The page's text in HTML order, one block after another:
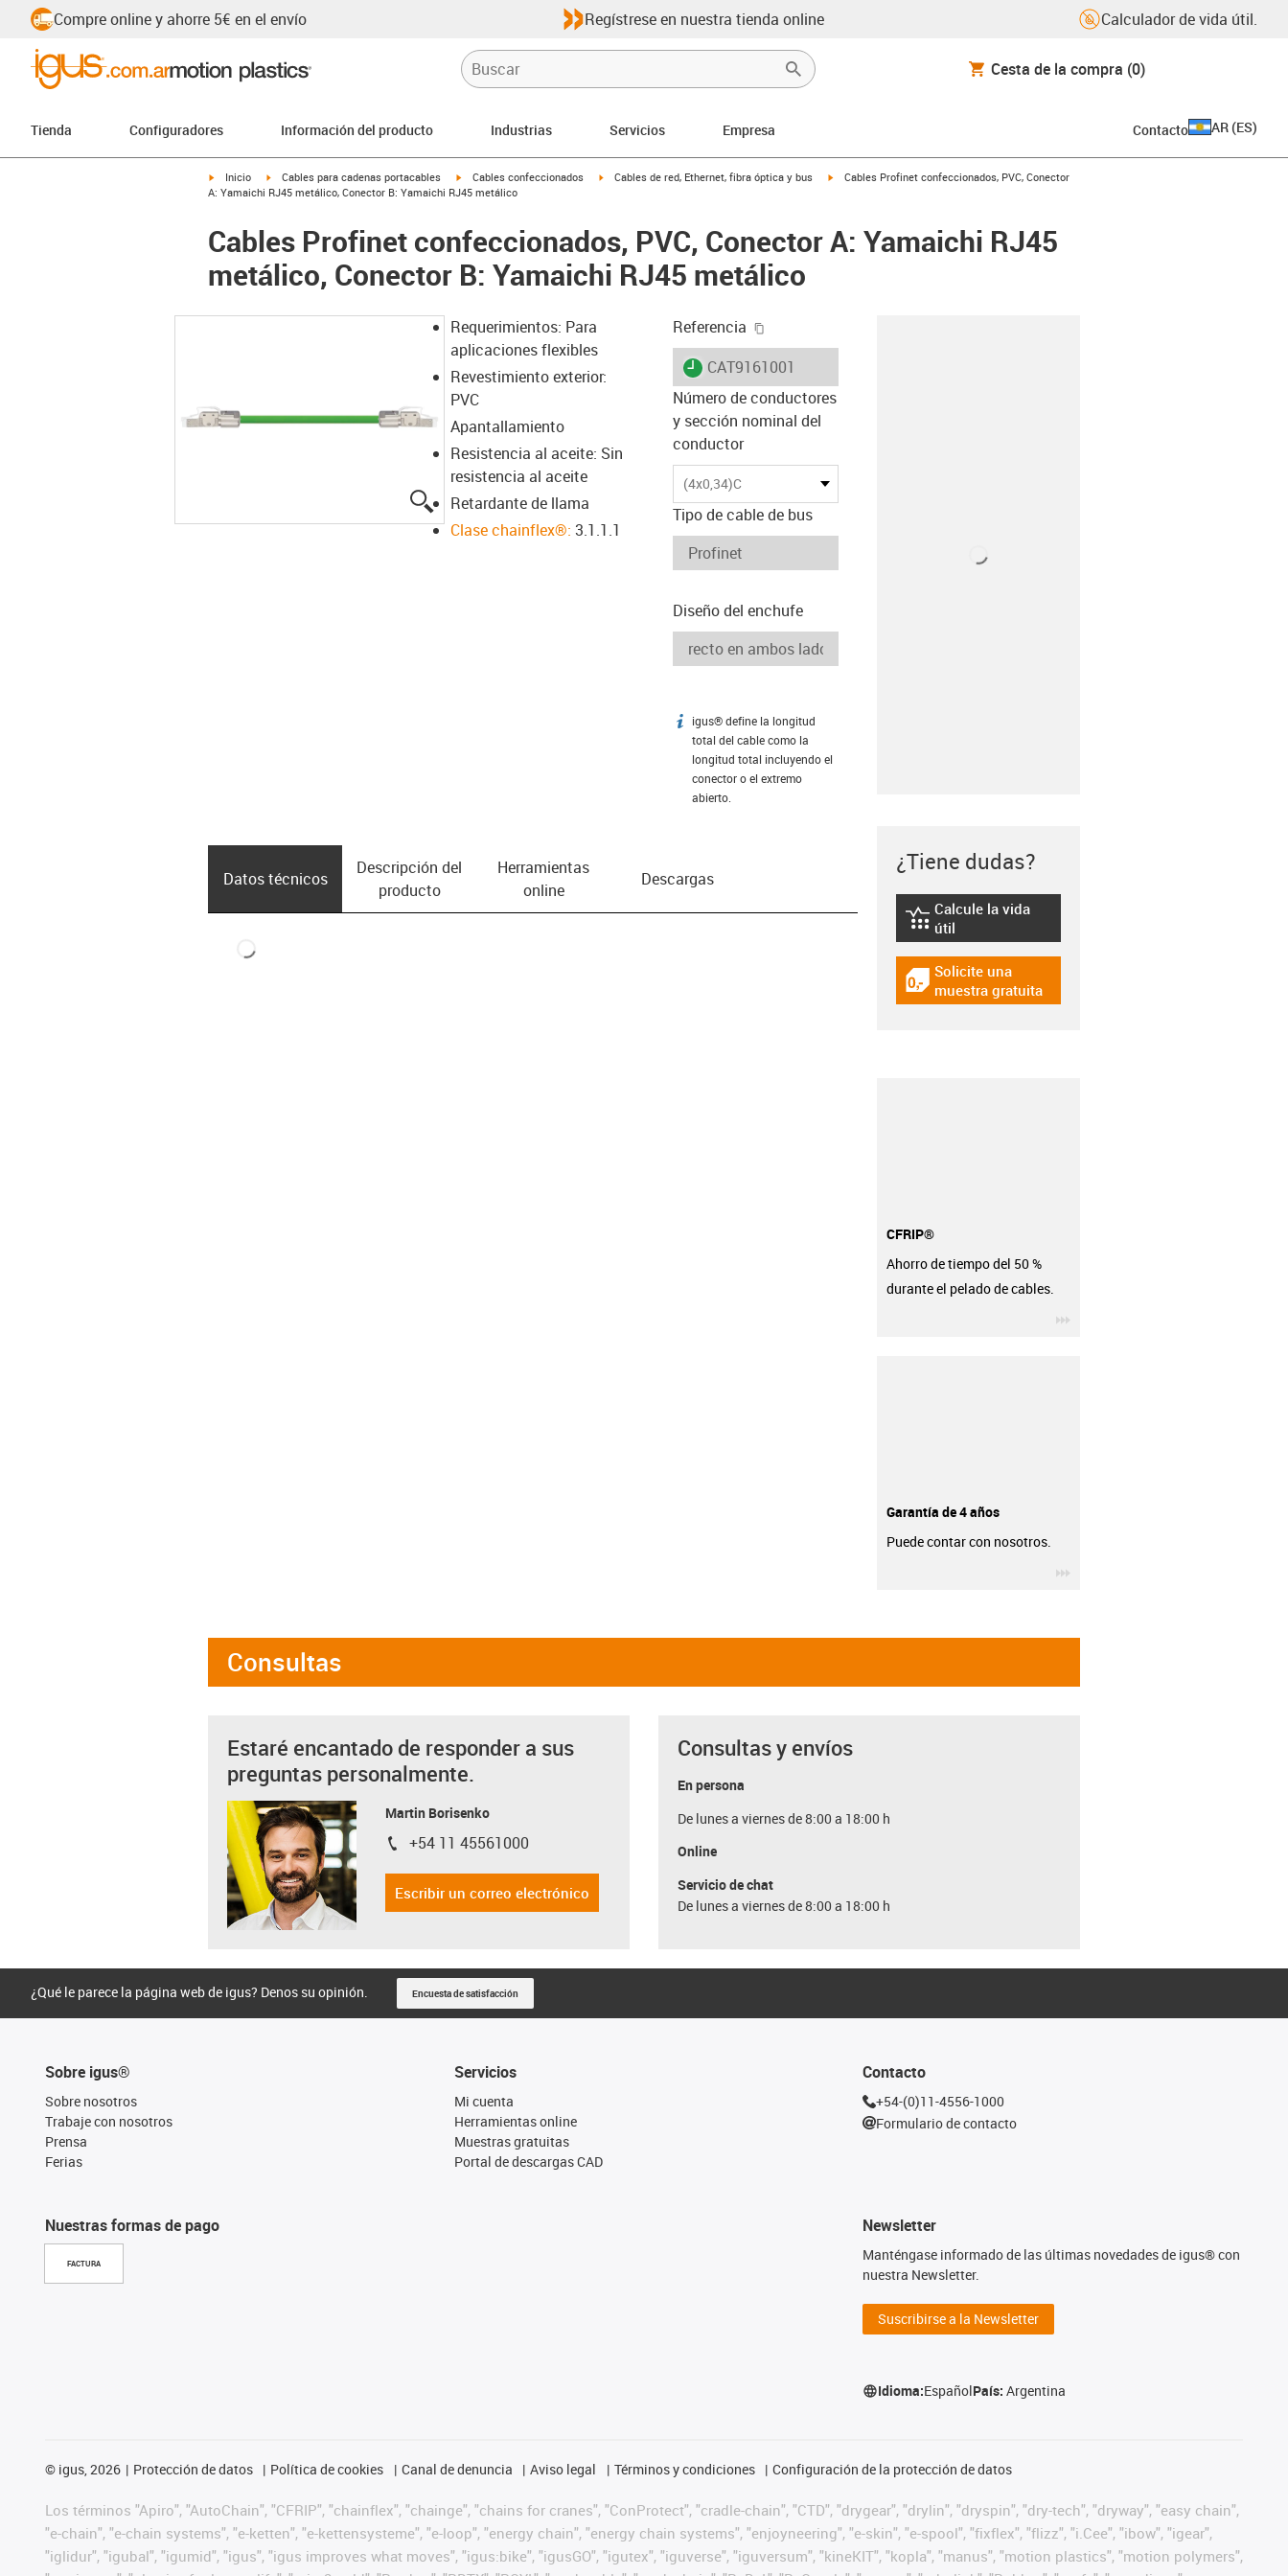
Compre online y ahorre 5€ en el envío Regístrese en nuestra tienda online Calculador de vida útil.
Cesta de la compra (0)
Tienda Configuradores Información del producto Industrias Servicios Empresa Contacto AR (ES)
igus-icon-arrow-right
Inicio igus-icon-arrow-right
Cables para cadenas portacables igus-icon-arrow-right
Cables confeccionados igus-icon-arrow-right
Cables de red, Ethernet, fibra óptica y bus igus-icon-arrow-right
Cables Profinet confeccionados, PVC, Conector
A: Yamaichi RJ45 metálico, Conector B: Yamaichi RJ45 metálico
Cables Profinet confeccionados, PVC, Conector A: Yamaichi RJ45
metálico, Conector B: Yamaichi RJ45 metálico
igus-icon-lupe
Requerimientos: Para
aplicaciones flexibles
Revestimiento exterior:
PVC
Apantallamiento
Resistencia al aceite: Sin
resistencia al aceite
Retardante de llama
Clase chainflex®: 3.1.1.1
Referencia
igus-icon-lieferzeit
CAT9161001
Número de conductores
y sección nominal del
conductor
(4x0,34)C
Tipo de cable de bus
Diseño del enchufe
igus-icon-info
igus® define la longitud
total del cable como la
longitud total incluyendo el
conector o el extremo
abierto.
Datos técnicos
Descripción del
producto
Herramientas
online
Descargas
¿Tiene dudas?
igus-icon-lebensdauerrechner
Calcule la vida
útil
igus-icon-gratismuster
Solicite una
muestra gratuita
CFRIP®
Ahorro de tiempo del 50 %
durante el pelado de cables.
Garantía de 4 años
Puede contar con nosotros.
Consultas
Estaré encantado de responder a sus
preguntas personalmente.
Martin Borisenko
igus-icon-phone
+54 11 45561000
Escribir un correo electrónico
Consultas y envíos
En persona
De lunes a viernes de 8:00 a 18:00 h
Online
Servicio de chat
De lunes a viernes de 8:00 a 18:00 h
¿Qué le parece la página web de igus? Denos su opinión. Encuesta de satisfacción
Sobre igus®
Sobre nosotros
Trabaje con nosotros
Prensa
Ferias
Nuestras formas de pago
FACTURA
Servicios
Mi cuenta
Herramientas online
Muestras gratuitas
Portal de descargas CAD
Contacto
+54-(0)11-4556-1000
Formulario de contacto
Newsletter
Manténgase informado de las últimas novedades de igus® con
nuestra Newsletter.
Suscribirse a la Newsletter
Idioma:EspañolPaís:Argentina
© igus, 2026 Protección de datos Política de cookies Canal de denuncia Aviso legal Términos y condiciones Configuración de la protección de datos
Los términos "Apiro", "AutoChain", "CFRIP", "chainflex", "chainge", "chains for cranes", "ConProtect", "cradle-chain", "CTD", "drygear", "drylin", "dryspin", "dry-tech", "dryway", "easy chain",
"e-chain", "e-chain systems", "e-ketten", "e-kettensysteme", "e-loop", "energy chain", "energy chain systems", "enjoyneering", "e-skin", "e-spool", "fixflex", "flizz", "i.Cee", "ibow", "igear",
"iglidur", "igubal", "igumid", "igus", "igus improves what moves", "igus:bike", "igusGO", "igutex", "iguverse", "iguversum", "kineKIT", "kopla", "manus", "motion plastics", "motion polymers",